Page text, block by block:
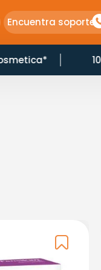
Encuentra soporte